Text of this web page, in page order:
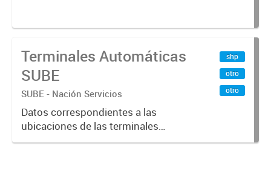
Terminales Automáticas
SUBE
SUBE - Nación Servicios
Datos correspondientes a las
ubicaciones de las terminales
automáticas de auto servicio (TAS)
shp
otro
otro